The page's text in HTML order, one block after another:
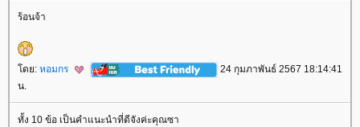
ร้อนจ้า
ดย: หอมกร
24 กุมภาพันธ์ 2567 18:14:41
น.
ทั้ง 10 ข้อ เป็นคำแนะนำที่ดีจังค่ะคุณซา